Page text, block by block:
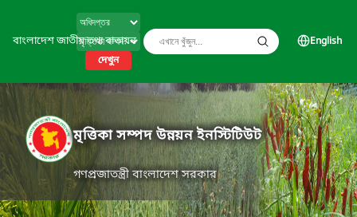
বাংলাদেশ জাতীয় তথ্য বাতায়ন
দেখুন
English
মৃত্তিকা সম্পদ উন্নয়ন ইনস্টিটিউট
গণপ্রজাতন্ত্রী বাংলাদেশ সরকার